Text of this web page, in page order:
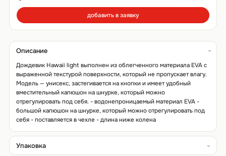
добавить в заявку
Описание
Дождевик Hawaii light выполнен из облегченного материала EVA с
выраженной текстурой поверхности, который не пропускает влагу.
Модель — унисекс, застегивается на кнопки и имеет удобный
вместительный капюшон на шнурке, который можно
отрегулировать под себя. - водонепроницаемый материал EVA -
большой капюшон на шнурке, который можно отрегулировать под
себя - поставляется в чехле - длина ниже колена
Упаковка